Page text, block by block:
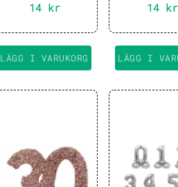
metallic – lila
14 kr
LÄGG I VARUKORG
mörkrosa /
14 kr
LÄGG I